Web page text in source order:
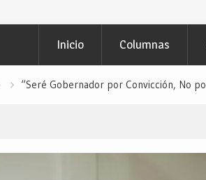
Inicio Columnas
“Seré Gobernador por Convicción, No